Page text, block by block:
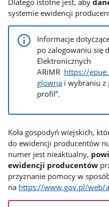
systemie ewidencji
Informacje
po zalogowaniu się
Elektronicznych
ARiMR https://
glowna i wybraniu z
profil”.
Koła gospodyń wiejskich,
do ewidencji producentów
numer jest nieaktualny,
ewidencji producentów
przyznanie pomocy w
na https://www.gov.pl/web/